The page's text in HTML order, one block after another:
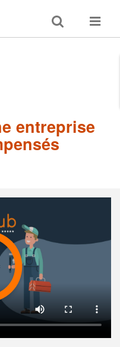
Toggle
search
Toggle
entreprise